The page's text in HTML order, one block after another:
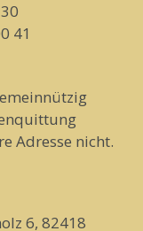
41
Adresse nicht.
6, 82418